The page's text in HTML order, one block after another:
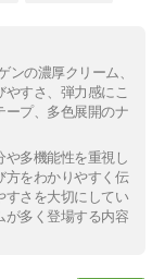
ンの濃厚クリーム、
すさ、弾力感にこ
ープ、多色展開のナ
や多機能性を重視し
方をわかりやすく伝
すさを大切にしてい
が多く登場する内容